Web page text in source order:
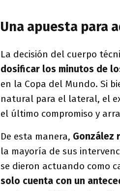
Una apuesta para
La decisión del cuerpo
dosificar los minutos de
en la Copa del Mundo. Si
natural para el lateral, el
el último compromiso y
De esta manera, González
la mayoría de sus
se dieron actuando como
solo cuenta con un